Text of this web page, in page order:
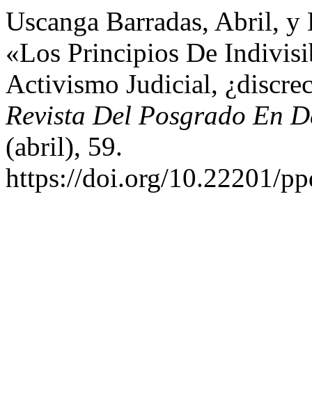
Uscanga Barradas, Abril,
«Los Principios De
Activismo Judicial,
Revista Del Posgrado En
(abril), 59.
https://doi.org/10.22201/